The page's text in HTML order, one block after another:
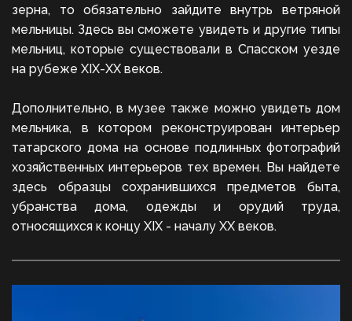
зерна, то обязательно зайдите внутрь ветряной
мельницы. Здесь вы сможете увидеть и другие типы
мельниц, которые существовали в Спасском уезде
на рубеже XIX-XX веков.
Дополнительно, в музее также можно увидеть дом
мельника, в котором реконструирован интерьер
татарского дома на основе подлинных фотографий
хозяйственных интерьеров тех времен. Вы найдете
здесь образцы сохранившихся предметов быта,
убранства дома, одежды и орудий труда,
относящихся к концу XIX - началу XX веков.